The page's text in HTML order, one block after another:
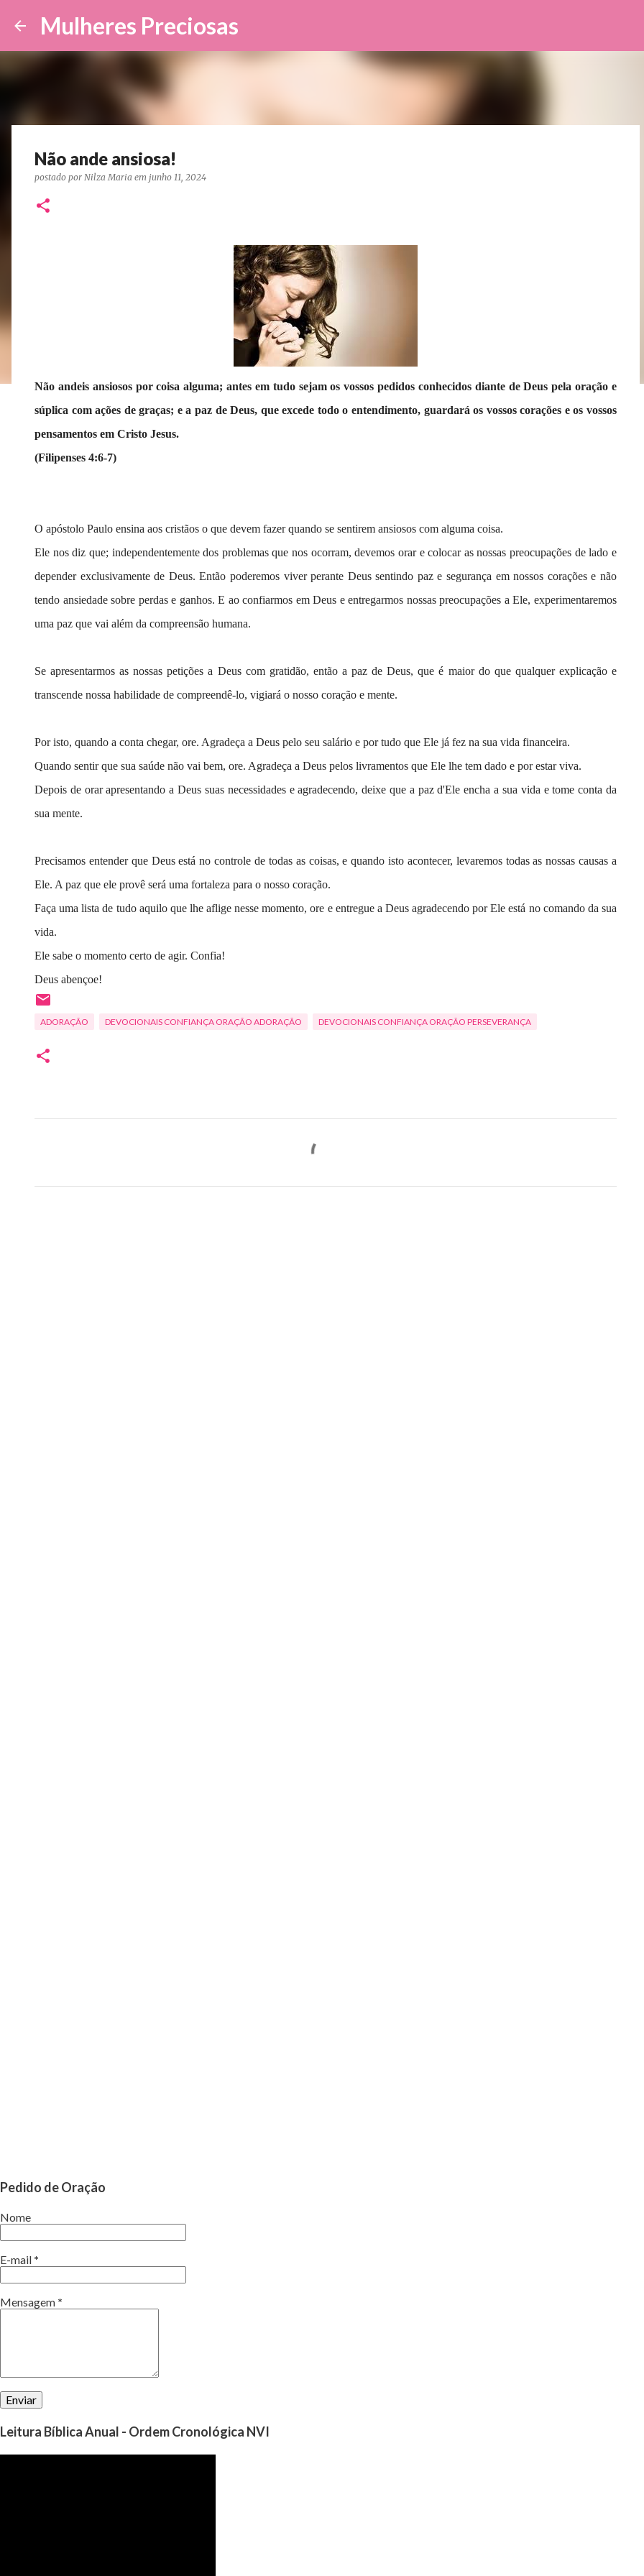
Mulheres Preciosas
Não ande ansiosa!
postado por Nilza Maria em junho 11, 2024
Não andeis ansiosos por coisa alguma; antes em tudo sejam os vossos pedidos conhecidos diante de Deus pela oração e
súplica com ações de graças; e a paz de Deus, que excede todo o entendimento, guardará os vossos corações e os vossos
pensamentos em Cristo Jesus.
(Filipenses 4:6-7)
O apóstolo Paulo ensina aos cristãos o que devem fazer quando se sentirem ansiosos com alguma coisa.
Ele nos diz que; independentemente dos problemas que nos ocorram, devemos orar e colocar as nossas preocupações de lado e
depender exclusivamente de Deus. Então poderemos viver perante Deus sentindo paz e segurança em nossos corações e não
tendo ansiedade sobre perdas e ganhos.E ao confiarmos em Deus e entregarmos nossas preocupações a Ele, experimentaremos
uma paz que vai além da compreensão humana.
Se apresentarmos as nossas petições a Deus com gratidão, então a paz de Deus, que é maior do que qualquer explicação e
transcende nossa habilidade de compreendê-lo, vigiará o nosso coração e mente.
Por isto, quando a conta chegar, ore. Agradeça a Deus pelo seu salário e por tudo que Ele já fez na sua vida financeira.
Quando sentir que sua saúde não vai bem, ore. Agradeça a Deus pelos livramentos que Ele lhe tem dado e por estar viva.
Depois de orar apresentando a Deus suas necessidades e agradecendo, deixe que a paz d'Ele encha a sua vida e tome conta da
sua mente.
Precisamos entender que Deus está no controle de todas as coisas, e quando isto acontecer, levaremos todas as nossas causas a
Ele. A paz que ele provê será uma fortaleza para o nosso coração.
Faça uma lista de tudo aquilo que lhe aflige nesse momento, ore e entregue a Deus agradecendo por Ele está no comando da sua
vida.
Ele sabe o momento certo de agir. Confia!
Deus abençoe!
ADORAÇÃO DEVOCIONAIS CONFIANÇA ORAÇÃO ADORAÇÃO DEVOCIONAIS CONFIANÇA ORAÇÃO PERSEVERANÇA
Pedido de Oração
Nome
E-mail *
Mensagem *
Leitura Bíblica Anual - Ordem Cronológica NVI